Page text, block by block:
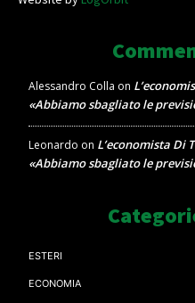
Alessandro Colla on
«Abbiamo sbagliato le
Leonardo on L’economista Di
«Abbiamo sbagliato le
ESTERI
ECONOMIA